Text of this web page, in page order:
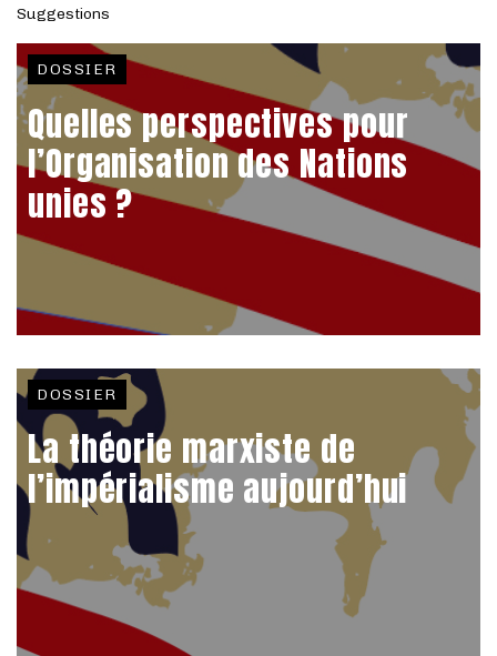
Suggestions
DOSSIER
Quelles perspectives pour
l’Organisation des Nations
unies ?
DOSSIER
La théorie marxiste de
l’impérialisme aujourd’hui